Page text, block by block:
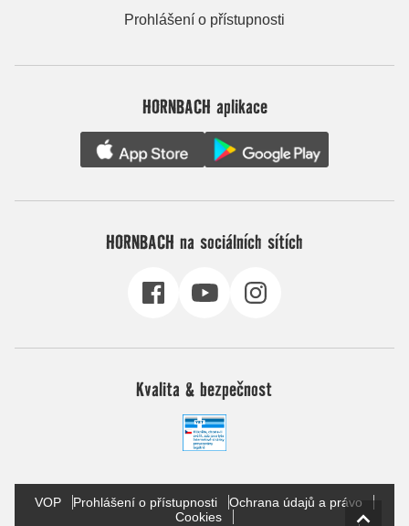
Prohlášení o přístupnosti
HORNBACH aplikace
HORNBACH na sociálních sítích
Kvalita & bezpečnost
VOP Prohlášení o přístupnosti
Ochrana údajů a právo
Cookies